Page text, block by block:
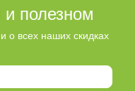
полезном
о всех наших скидках